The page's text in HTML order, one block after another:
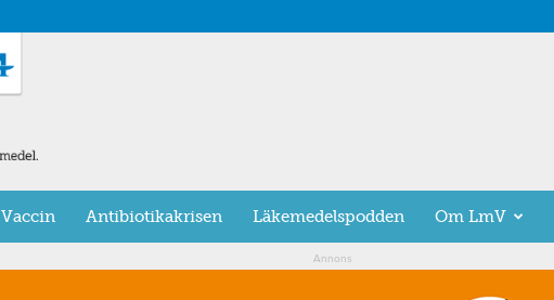
Vaccin Antibiotikakrisen Läkemedelspodden Om LmV
Annons